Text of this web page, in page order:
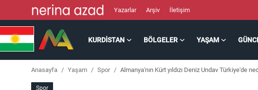
Yazarlar Arşiv İletişim
KURDISTAN BÖLGELER YAŞAM
Anasayfa Yaşam Spor Almanya'nın Kürt yıldızı Deniz Undav Türkiye'de
Spor